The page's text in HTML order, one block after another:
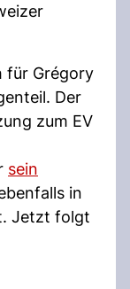
für Grégory
Der
zum EV
sein
in
Jetzt folgt